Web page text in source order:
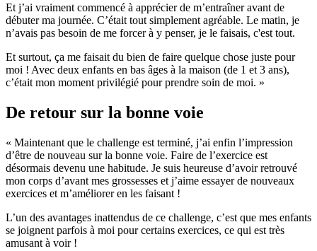
Et j’ai vraiment commencé à apprécier de m’entraîner avant de
débuter ma journée. C’était tout simplement agréable. Le matin, je
n’avais pas besoin de me forcer à y penser, je le faisais, c'est tout.
Et surtout, ça me faisait du bien de faire quelque chose juste pour
moi ! Avec deux enfants en bas âges à la maison (de 1 et 3 ans),
c’était mon moment privilégié pour prendre soin de moi. »
De retour sur la bonne voie
« Maintenant que le challenge est terminé, j’ai enfin l’impression
d’être de nouveau sur la bonne voie. Faire de l’exercice est
désormais devenu une habitude. Je suis heureuse d’avoir retrouvé
mon corps d’avant mes grossesses et j’aime essayer de nouveaux
exercices et m’améliorer en les faisant !
L’un des avantages inattendus de ce challenge, c’est que mes enfants
se joignent parfois à moi pour certains exercices, ce qui est très
amusant à voir !